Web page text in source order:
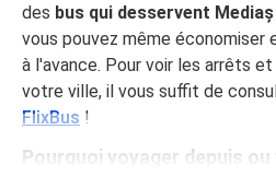
des bus qui desservent
vous pouvez même économiser
à l'avance. Pour voir les arrêts
votre ville, il vous suffit de
FlixBus !
Pourquoi voyager depuis